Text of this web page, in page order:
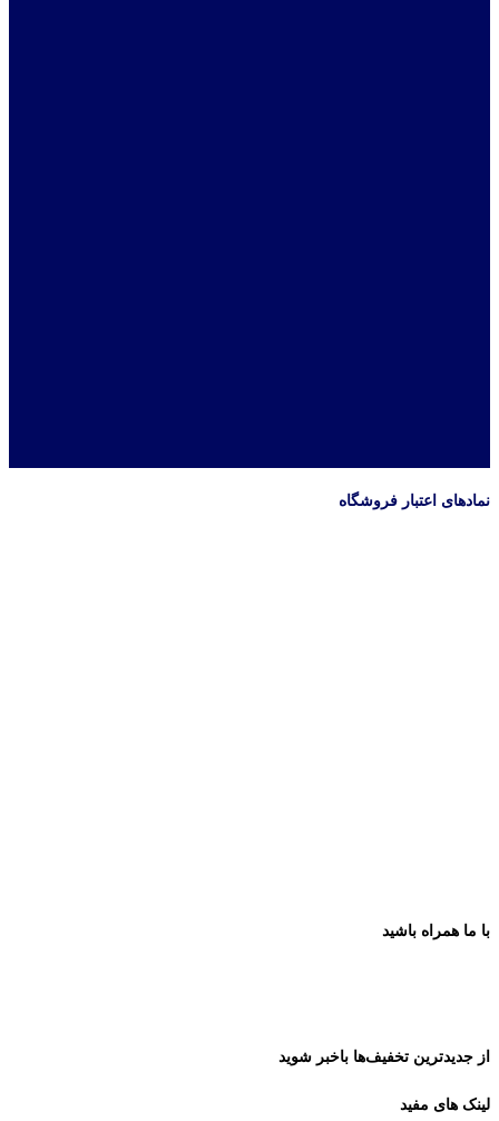
نمادهای اعتبار فروشگاه
با ما همراه باشید
از جدیدترین تخفیف‌ها باخبر شوید
لینک های مفید